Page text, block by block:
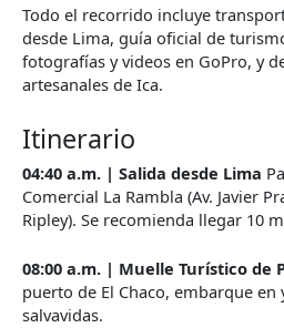
Todo el recorrido incluye
desde Lima, guía oficial de
fotografías y videos en GoPro, y
artesanales de Ica.
Itinerario
04:40 a.m. | Salida desde Lima
Comercial La Rambla (Av. Javier
Ripley). Se recomienda llegar 10
08:00 a.m. | Muelle Turístico de
puerto de El Chaco, embarque en
salvavidas.